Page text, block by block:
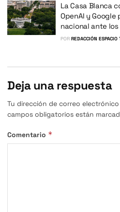
La Casa Blanca
OpenAI y
nacional ante
POR REDACCIÓN ESPACIO
Deja una respuesta
Tu dirección de correo
campos obligatorios están
Comentario *